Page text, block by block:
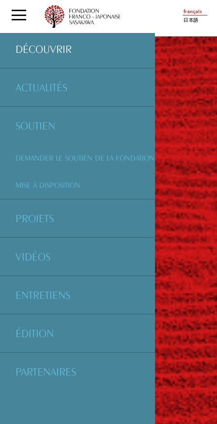
français
日本語
DÉCOUVRIR
ACTUALITÉS
SOUTIEN
DEMANDER LE SOUTIEN DE LA FONDATION
MISE À DISPOSITION
PROJETS
VIDÉOS
ENTRETIENS
ÉDITION
PARTENAIRES